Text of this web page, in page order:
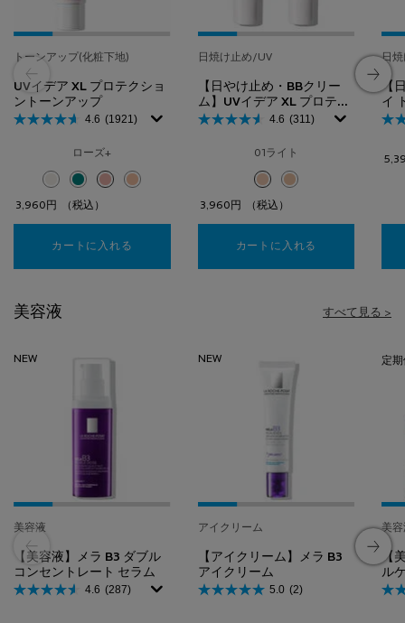
トーンアップ(化粧下地)
UVイデア XL プロテクショ
ントーンアップ
4.6 (1921)
ローズ+
選択済み
ホワイト のカラー UVイデア XL プロテクショントーンアップ、1/4
選択済み
クリア のカラー UVイデア XL プロテクショントーンアップ、2/4
選択済み
ローズ+ のカラー UVイデア XL プロテクショントーンアッ
選択済み
ティント のカラー UVイデア XL プロテクショントー
3,960円 （税込）
カートに入れる UVイデア XL プロテクショントーンアップ
日焼け止め/UV
【日やけ止め・BBクリー
ム】UVイデア XL プロテク
ションBB
4.6 (311)
01ライト
選択済み
01ライト のカラー 【日や
選択済み
02ナチュラル のカラ
3,960円 （税込）
カートに入れる
日
【
イ
美容液 すべて見る >
NEW
美容液
【美容液】メラ B3 ダブル
コンセントレート セラム​
4.6 (287)
NEW
アイクリーム
【アイクリーム】メラ B3
アイクリーム
5.0 (2)
定
美容
【
ル